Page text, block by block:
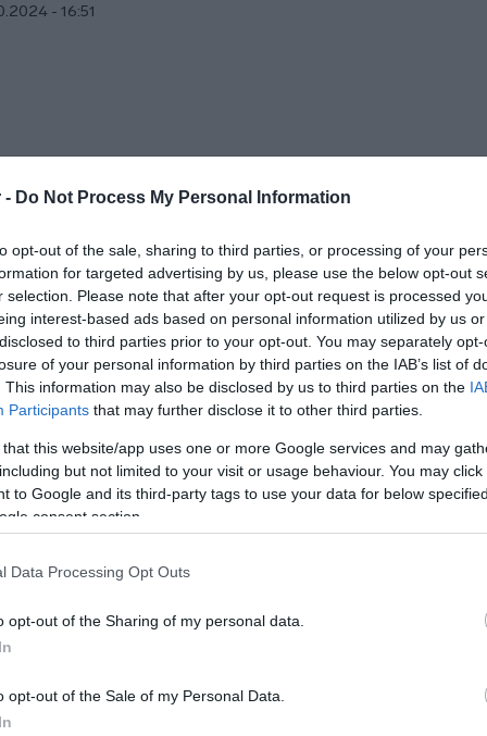
- Do Not Process My Personal Information
opt-out of the sale, sharing to third parties, or processing of your
for targeted advertising by us, please use the below opt-out
selection. Please note that after your opt-out request is processed
interest-based ads based on personal information utilized by us
to third parties prior to your opt-out. You may separately
of your personal information by third parties on the IAB’s list of
This information may also be disclosed by us to third parties on the
Participants that may further disclose it to other third parties.
that this website/app uses one or more Google services and may
but not limited to your visit or usage behaviour. You may
to Google and its third-party tags to use your data for below
consent section.
Data Processing Opt Outs
opt-out of the Sharing of my personal data.
opt-out of the Sale of my Personal Data.
- 16:51
σπουδαίου συνθέτη
κόσμου βρέθηκε στο Α' Νεκροταφείο για να τον
- 15:18
Πλέσσας: Συντετριμμένες η
κηδεία του (pics)
- 14:28